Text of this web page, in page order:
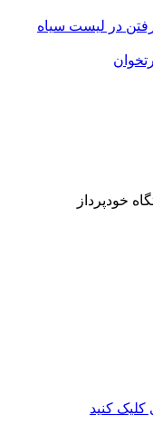
در لیست سیاه
خودپرداز
کنید